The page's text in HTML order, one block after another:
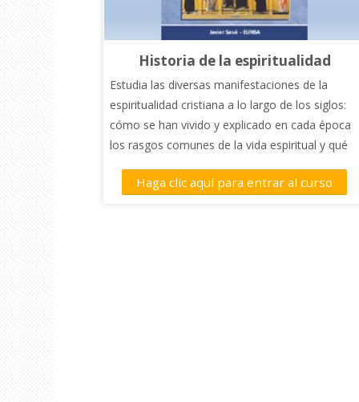
Historia de la espiritualidad
Estudia las diversas manifestaciones de la
espiritualidad cristiana a lo largo de los siglos:
cómo se han vivido y explicado en cada época
los rasgos comunes de la vida espiritual y qué
específicos de santidad se han propuesto y
Haga clic aquí para entrar al curso